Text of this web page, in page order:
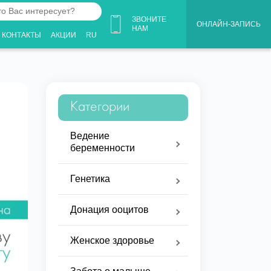
КОНТАКТЫ АКЦИИ RU
ЗВОНИТЕ
НАМ
ОНЛАЙН-ЗАПИСЬ
Категории
Ведение
беременности
Генетика
Донация ооцитов
Женское здоровье